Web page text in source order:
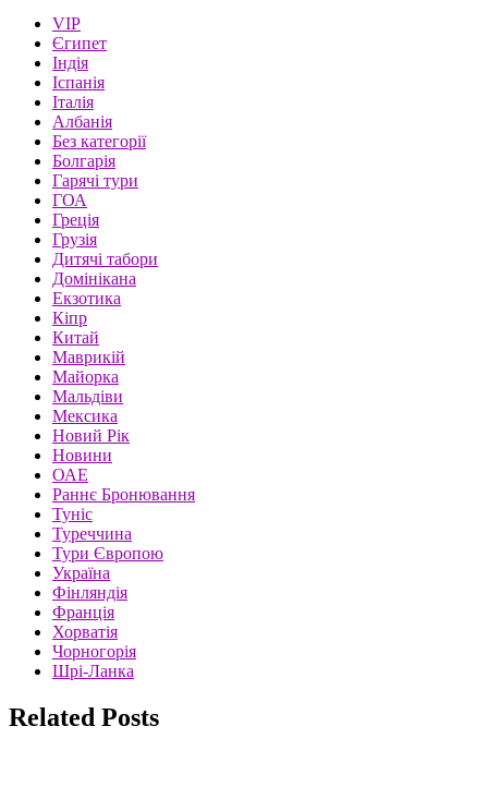
VIP
Єгипет
Індія
Іспанія
Італія
Албанія
Без категорії
Болгарія
Гарячі тури
ГОА
Греція
Грузія
Дитячі табори
Домінікана
Екзотика
Кіпр
Китай
Маврикій
Майорка
Мальдіви
Мексика
Новий Рік
Новини
ОАЕ
Раннє Бронювання
Туніс
Туреччина
Тури Європою
Україна
Фінляндія
Франція
Хорватія
Чорногорія
Шрі-Ланка
Related Posts